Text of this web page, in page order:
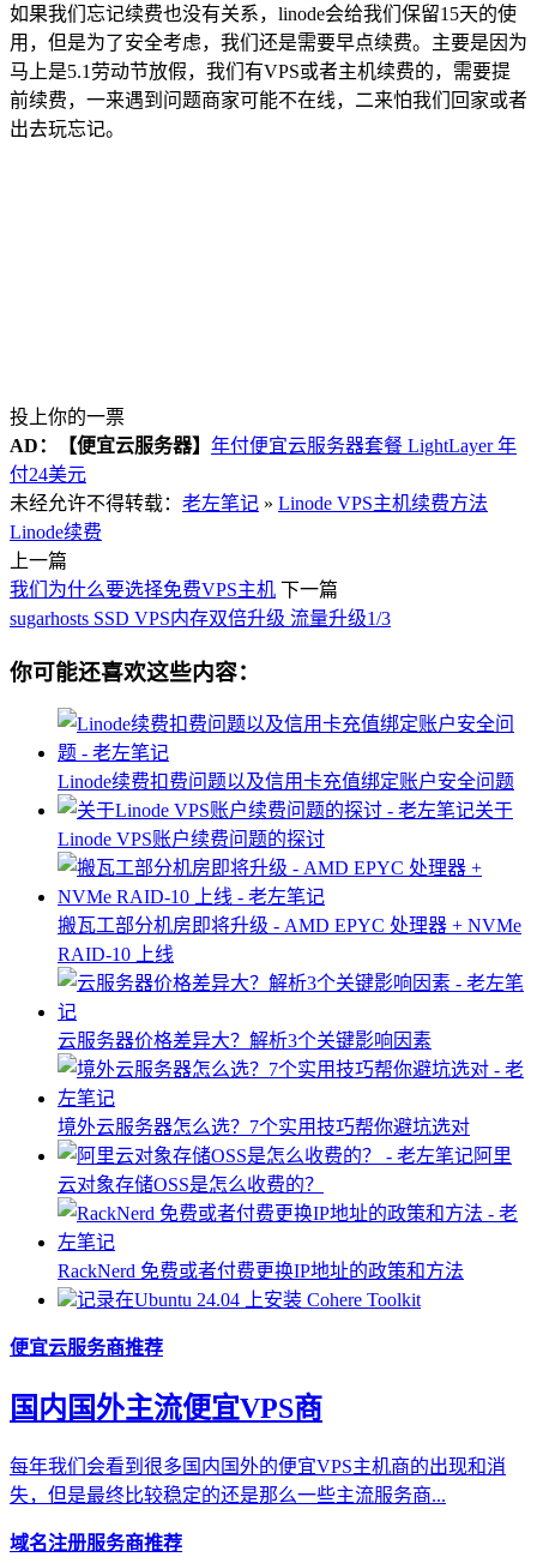
如果我们忘记续费也没有关系，linode会给我们保留15天的使
用，但是为了安全考虑，我们还是需要早点续费。主要是因为
马上是5.1劳动节放假，我们有VPS或者主机续费的，需要提
前续费，一来遇到问题商家可能不在线，二来怕我们回家或者
出去玩忘记。
投上你的一票
AD：
【便宜云服务器】 年付便宜云服务器套餐 LightLayer 年
付24美元
未经允许不得转载： 老左笔记 » Linode VPS主机续费方法
Linode续费
上一篇
我们为什么要选择免费VPS主机 下一篇
sugarhosts SSD VPS内存双倍升级 流量升级1/3
你可能还喜欢这些内容：
Linode续费扣费问题以及信用卡充值绑定账户安全问题
关于
Linode VPS账户续费问题的探讨
搬瓦工部分机房即将升级 - AMD EPYC 处理器 + NVMe
RAID-10 上线
云服务器价格差异大？解析3个关键影响因素
境外云服务器怎么选？7个实用技巧帮你避坑选对
阿里
云对象存储OSS是怎么收费的？
RackNerd 免费或者付费更换IP地址的政策和方法
记录在Ubuntu 24.04 上安装 Cohere Toolkit
便宜云服务商推荐
国内国外主流便宜VPS商
每年我们会看到很多国内国外的便宜VPS主机商的出现和消
失，但是最终比较稳定的还是那么一些主流服务商...
域名注册服务商推荐